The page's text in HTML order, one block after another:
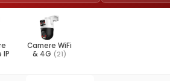
Camere WiFi
& 4G (21)